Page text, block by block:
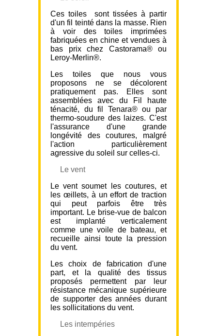
Ces toiles sont tissées à partir
d'un fil teinté dans la masse. Rien
à voir des toiles imprimées
fabriquées en chine et vendues à
bas prix chez Castorama® ou
Leroy-Merlin®.
Les toiles que nous vous
proposons ne se décolorent
pratiquement pas. Elles sont
assemblées avec du Fil haute
ténacité, du fil Tenara® ou par
thermo-soudure des laizes. C'est
l'assurance d'une grande
longévité des coutures, malgré
l'action particulièrement
agressive du soleil sur celles-ci.
Le vent
Le vent soumet les coutures, et
les œillets, à un effort de traction
qui peut parfois être très
important. Le brise-vue de balcon
est implanté verticalement
comme une voile de bateau, et
recueille ainsi toute la pression
du vent.
Les choix de fabrication d'une
part, et la qualité des tissus
proposés permettent par leur
résistance mécanique supérieure
de supporter des années durant
les sollicitations du vent.
Les intempéries